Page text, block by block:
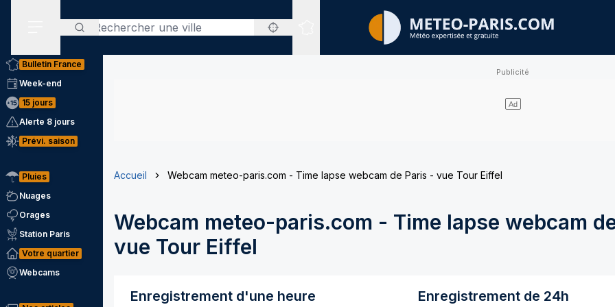
Rechercher
Sites expertisés
Bulletin France
Week-end
15 jours
Alerte 8 jours
Prévi. saison
Pluies
Nuages
Orages
Station Paris
Votre quartier
Webcams
Accueil Webcam meteo-paris.com - Time lapse webcam de Paris - vue Tour Eiffel
Webcam meteo-paris.com - Time lapse webcam
vue Tour Eiffel
Enregistrement d'une heure Enregistrement de 24h